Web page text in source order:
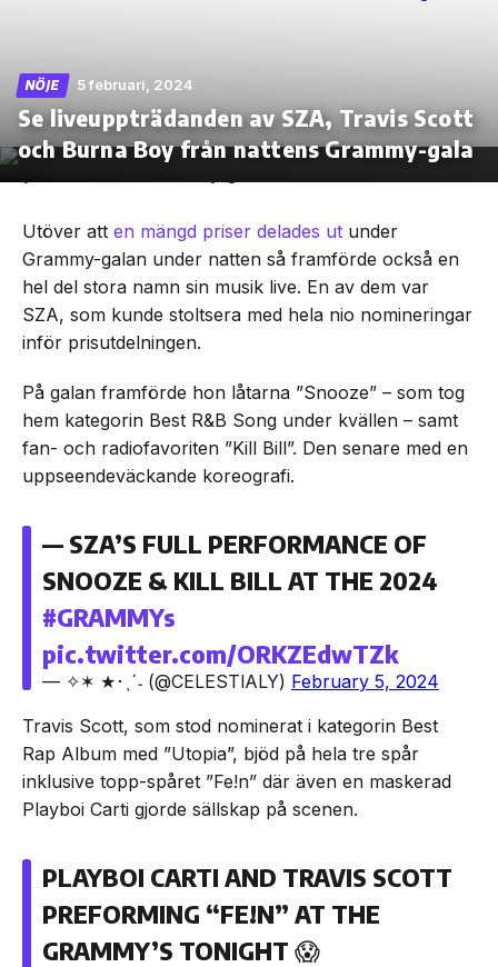
Skip
the
NÖJE 5 februari, 2024
Se liveuppträdanden av SZA, Travis Scott
och Burna Boy från nattens Grammy-gala
Utöver att en mängd priser delades ut under
Grammy-galan under natten så framförde också en
hel del stora namn sin musik live. En av dem var
SZA, som kunde stoltsera med hela nio nomineringar
inför prisutdelningen.
På galan framförde hon låtarna ”Snooze” – som tog
hem kategorin Best R&B Song under kvällen – samt
fan- och radiofavoriten ”Kill Bill”. Den senare med en
uppseendeväckande koreografi.
— SZA’S FULL PERFORMANCE OF
SNOOZE & KILL BILL AT THE 2024
#GRAMMYs
pic.twitter.com/ORKZEdwTZk
— ✧✶ ★･ˎˊ˗ (@CELESTlALY) February 5, 2024
Travis Scott, som stod nominerat i kategorin Best
Rap Album med ”Utopia”, bjöd på hela tre spår
inklusive topp-spåret ”Fe!n” där även en maskerad
Playboi Carti gjorde sällskap på scenen.
PLAYBOI CARTI AND TRAVIS SCOTT
PREFORMING “FE!N” AT THE
GRAMMY’S TONIGHT 😱